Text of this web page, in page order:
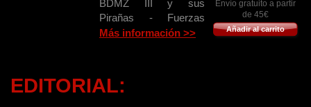
Envío gratuito a partir
de 45€
Añadir al carrito
BDMZ III y sus
Pirañas - Fuerzas
"ESPECIALES de
Montaña en Pamplona
Más información >>
EDITORIAL: